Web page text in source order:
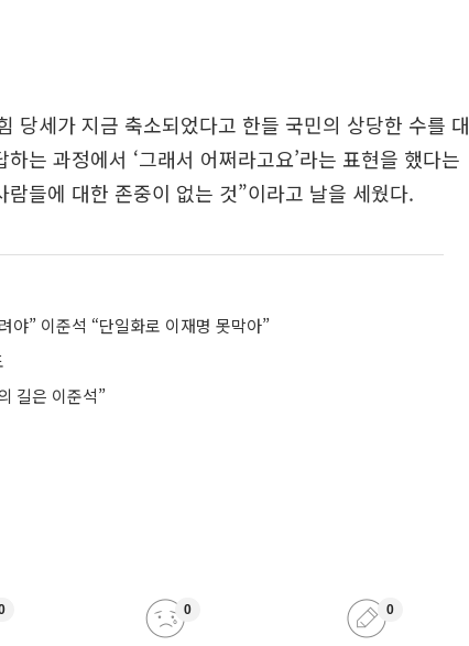
당세가 지금 축소되었다고 한들 국민의 상당한 수를 대
는 과정에서 ‘그래서 어쩌라고요’라는 표현을 했다는
들에 대한 존중이 없는 것”이라고 날을 세웠다.
야” 이준석 “단일화로 이재명 못막아”
길은 이준석”
0 0